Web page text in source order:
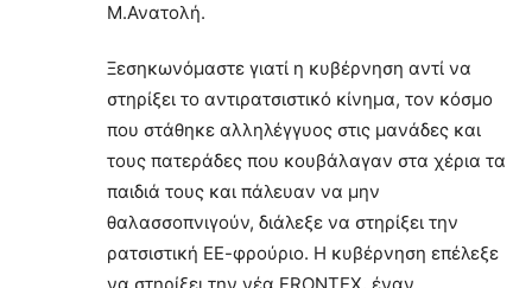
Μ.Ανατολή.
Ξεσηκωνόμαστε γιατί η κυβέρνηση αντί να
στηρίξει το αντιρατσιστικό κίνημα, τον κόσμο
που στάθηκε αλληλέγγυος στις μανάδες και
τους πατεράδες που κουβάλαγαν στα χέρια τα
παιδιά τους και πάλευαν να μην
θαλασσοπνιγούν, διάλεξε να στηρίξει την
ρατσιστική ΕΕ-φρούριο. Η κυβέρνηση επέλεξε